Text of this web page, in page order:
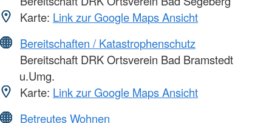
Karte: Link zur Google Maps Ansicht
Bereitschaften / Katastrophenschutz
Bereitschaft DRK Ortsverein Bad Bramstedt
u.Umg.
Karte: Link zur Google Maps Ansicht
Betreutes Wohnen